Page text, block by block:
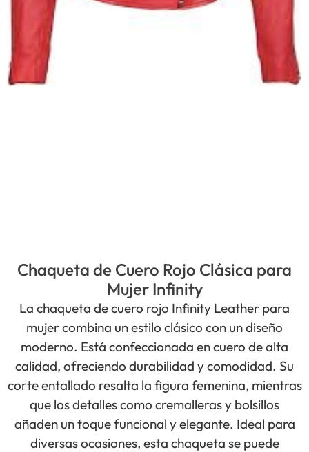
Chaqueta de Cuero Rojo Clásica para
Mujer Infinity
La chaqueta de cuero rojo Infinity Leather para
mujer combina un estilo clásico con un diseño
moderno. Está confeccionada en cuero de alta
calidad, ofreciendo durabilidad y comodidad. Su
corte entallado resalta la figura femenina, mientras
que los detalles como cremalleras y bolsillos
añaden un toque funcional y elegante. Ideal para
diversas ocasiones, esta chaqueta se puede